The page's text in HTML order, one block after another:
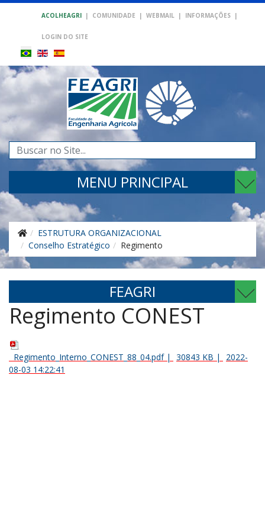
ACOLHEAGRI | COMUNIDADE | WEBMAIL | INFORMAÇÕES |
LOGIN DO SITE
Pesquisar...
MENU PRINCIPAL
ESTRUTURA ORGANIZACIONAL
Conselho Estratégico
Regimento
FEAGRI
Regimento CONEST
Regimento_Interno_CONEST_88_04.pdf| 30843 KB |
2022-
08-03 14:22:41